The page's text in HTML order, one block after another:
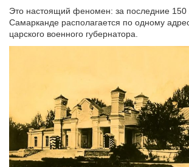
Это настоящий феномен: за последние 150
Самарканде располагается по одному
царского военного губернатора.